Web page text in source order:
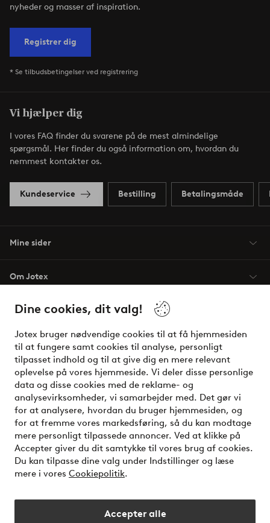
Dine cookies, dit valg!
Jotex bruger nødvendige cookies til at få hjemmesiden
til at fungere samt cookies til analyse, personligt
tilpasset indhold og til at give dig en mere relevant
oplevelse på vores hjemmeside. Vi deler disse personlige
data og disse cookies med de reklame- og
analysevirksomheder, vi samarbejder med. Det gør vi
for at analysere, hvordan du bruger hjemmesiden, og
for at fremme vores markedsføring, så du kan modtage
mere personligt tilpassede annoncer. Ved at klikke på
Accepter giver du dit samtykke til vores brug af cookies.
Du kan tilpasse dine valg under Indstillinger og læse
mere i vores Cookiepolitik.
Accepter alle
nyheder og masser af inspiration.
Registrer dig
* Se tilbudsbetingelser ved registrering
Vi hjælper dig
I vores FAQ finder du svarene på de mest almindelige
spørgsmål. Her finder du også information om, hvordan du
nemmest kontakter os.
Kundeservice Bestilling Betalingsmåde
Mine sider
Om Jotex
Vilkår
Venner
Sikre betalinger - betal nu eller del op
Vil du vide mere om vores betalingsmuligheder?
elpy